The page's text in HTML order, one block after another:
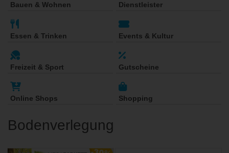
Bauen & Wohnen Dienstleister
Essen & Trinken Events & Kultur
Freizeit & Sport Gutscheine
Online Shops Shopping
Bodenverlegung